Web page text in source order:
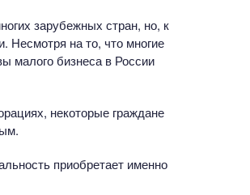
зарубежных стран, но, к
Несмотря на то, что многие
малого бизнеса в России
некоторые граждане
приобретает именно